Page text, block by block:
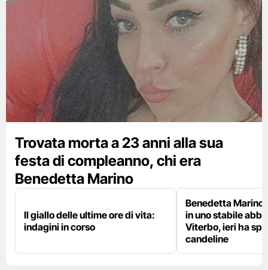
Trovata morta a 23 anni alla sua
festa di compleanno, chi era
Benedetta Marino
Il giallo delle ultime ore di vita:
indagini in corso
Benedetta Marino
in uno stabile
Viterbo, ieri ha
candeline